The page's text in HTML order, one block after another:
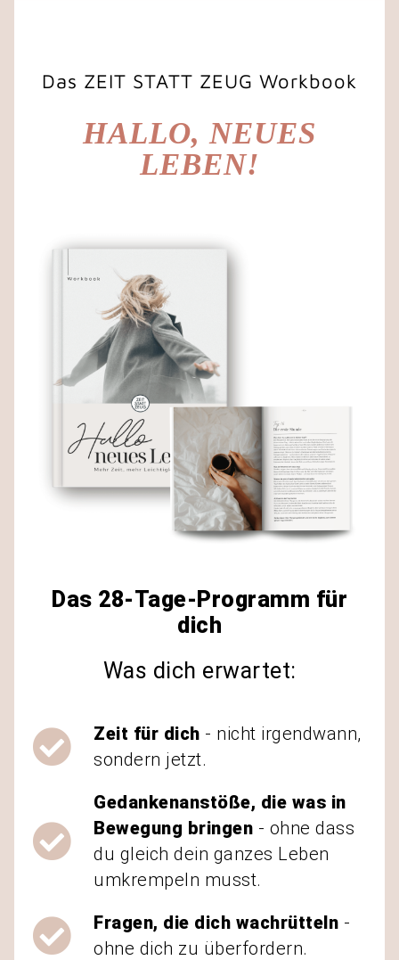
Das ZEIT STATT ZEUG Workbook
HALLO, NEUES
LEBEN!
Das 28-Tage-Programm für
dich
Was dich erwartet:
Zeit für dich - nicht irgendwann,
sondern jetzt.
Gedankenanstöße, die was in
Bewegung bringen - ohne dass
du gleich dein ganzes Leben
umkrempeln musst.
Fragen, die dich wachrütteln -
ohne dich zu überfordern.